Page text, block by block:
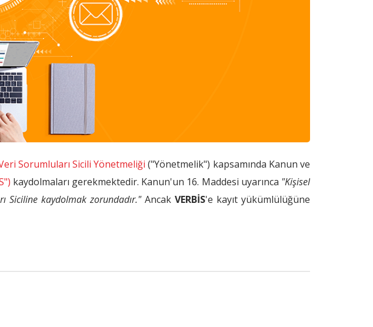
Sorumluları Sicili Yönetmeliği ("Yönetmelik") kapsamında Kanun ve
kaydolmaları gerekmektedir. Kanun'un 16. Maddesi uyarınca "Kişisel
Siciline kaydolmak zorundadır."Ancak VERBİS'e kayıt yükümlülüğüne